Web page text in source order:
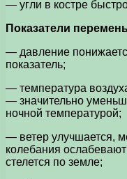
— угли в костре
Показатели
— давление
показатель;
— температура
— значительно
ночной температурой;
— ветер улучшается,
колебания
стелется по земле;